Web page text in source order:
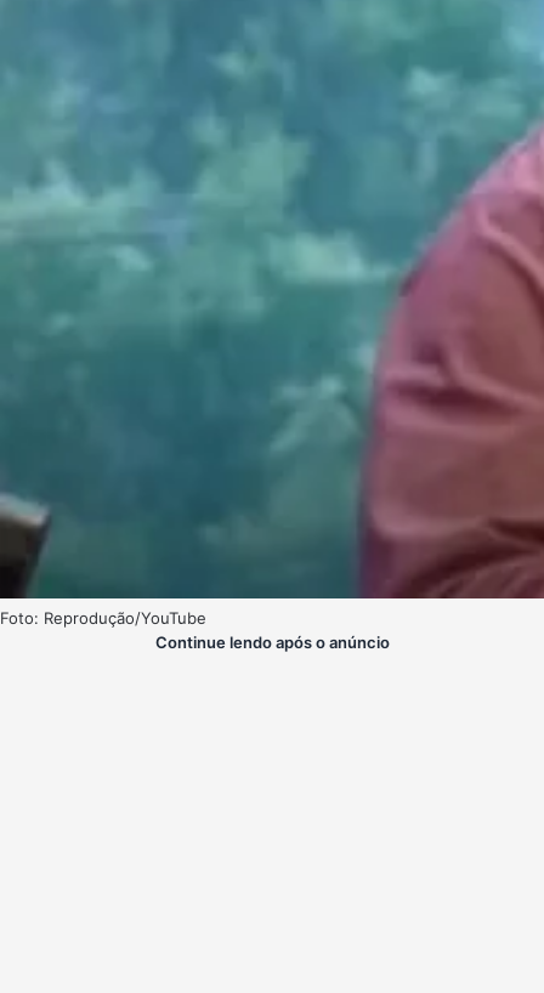
Foto: Reprodução/YouTube
Continue lendo após o anúncio